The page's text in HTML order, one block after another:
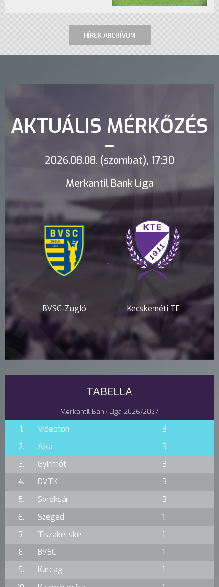
HÍREK ARCHÍVUM
AKTUÁLIS MÉRKŐZÉS
2026.08.08. (szombat), 17:30
Merkantil Bank Liga
BVSC-Zugló
-
Kecskeméti TE
TABELLA
Merkantil Bank Liga 2026/2027
1. Videoton
3
2.
Ajka
3
3.
Gyirmót
3
4.
DVTK
3
5.
Soroksár
3
6.
Szeged
1
7.
Tiszakécske
1
8.
BVSC
1
9.
Karcag
1